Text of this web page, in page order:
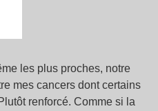
les plus proches, notre
mes cancers dont certains
renforcé. Comme si la